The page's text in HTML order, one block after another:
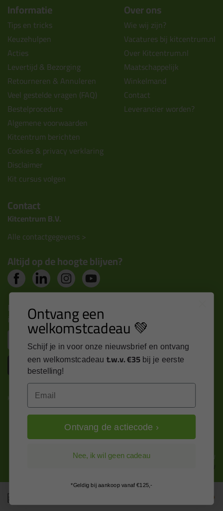
Informatie
Tips en tricks
Keuzehulpen
Acties
Levertijd & Bezorging
Retourneren & Annuleren
Veel gestelde vragen (FAQ)
Bestelprocedure
Algemene voorwaarden
Kitcentrum berichten
Cookies & privacy verklaring
Disclaimer
Kit cursus volgen
Over ons
Wie wij zijn?
Vacatures bij kitcentrum.nl
Over Kitcentrum.nl
Maatschappelijk
Winkelmand
Contact
Leverancier worden?
Contact
Kitcentrum B.V.
Alle contactgegevens >
Altijd op de hoogte blijven?
Nieuws, tips en exclusieve deals rechtstreeks in je
inbox
Inschrijven
Kitcentrum is trots op:
Alle prijzen zijn in EURO en excl. 21% BTW
wijzig naar incl. BTW
Ontvang een
welkomstcadeau 💚
Schijf je in voor onze nieuwsbrief en ontvang
een welkomstcadeau t.w.v. €35 bij je eerste
bestelling!
Email
Ontvang de actiecode ›
Nee, ik wil geen cadeau
*Geldig bij aankoop vanaf €125,-